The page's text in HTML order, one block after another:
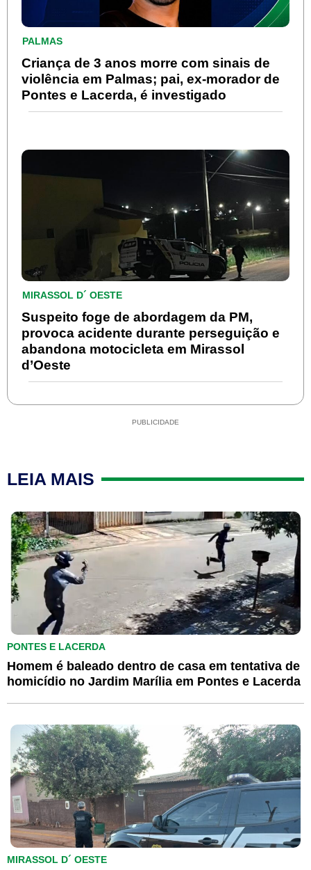
PALMAS
Criança de 3 anos morre com sinais de
violência em Palmas; pai, ex-morador de
Pontes e Lacerda, é investigado
MIRASSOL D´ OESTE
Suspeito foge de abordagem da PM,
provoca acidente durante perseguição e
abandona motocicleta em Mirassol
d’Oeste
PUBLICIDADE
LEIA MAIS
PONTES E LACERDA
Homem é baleado dentro de casa em tentativa de
homicídio no Jardim Marília em Pontes e Lacerda
MIRASSOL D´ OESTE